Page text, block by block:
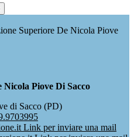
Superiore De Nicola Piove
Piove Di Sacco
di Sacco (PD)
Link per inviare una mail